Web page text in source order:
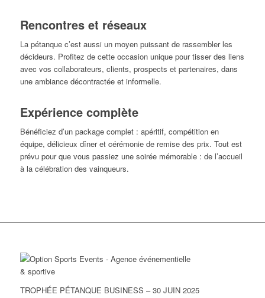
Rencontres et réseaux
La pétanque c’est aussi un moyen puissant de rassembler les
décideurs. Profitez de cette occasion unique pour tisser des liens
avec vos collaborateurs, clients, prospects et partenaires, dans
une ambiance décontractée et informelle.
Expérience complète
Bénéficiez d’un package complet : apéritif, compétition en
équipe, délicieux dîner et cérémonie de remise des prix. Tout est
prévu pour que vous passiez une soirée mémorable : de l’accueil
à la célébration des vainqueurs.
TROPHÉE PÉTANQUE BUSINESS – 30 JUIN 2025